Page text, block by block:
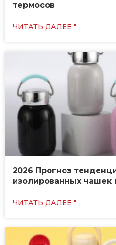
термосов
ЧИТАТЬ ДАЛЕЕ "
2026 Прогноз
изолированных чашек
ЧИТАТЬ ДАЛЕЕ "